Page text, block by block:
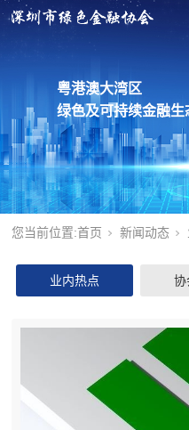
粤港澳大湾区
绿色及可持续金融
您当前位置:首页 新闻动态
业内热点 协